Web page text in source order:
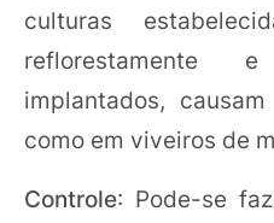
culturas
reflorestamente
implantados,
como em viveiros de
Controle: Pode-se